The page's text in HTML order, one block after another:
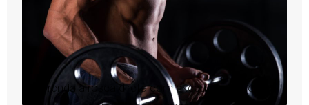
Aprenda a rosca direta com execução perfeita e